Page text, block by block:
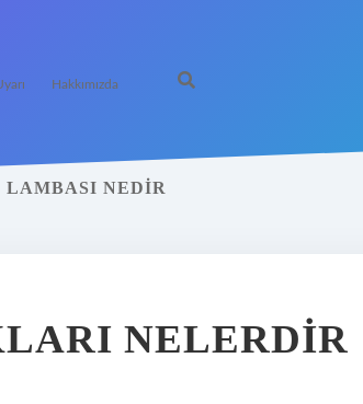
Hakkımızda
NEDIR
NELERDIR